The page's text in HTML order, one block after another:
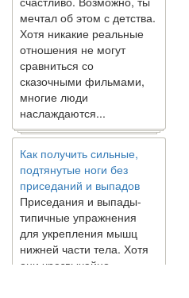
мечтал об этом с детства.
Хотя никакие реальные
отношения не могут
сравниться со
сказочными фильмами,
многие люди
наслаждаются...
Как получить сильные,
подтянутые ноги без
приседаний и выпадов
Приседания и выпады-
типичные упражнения
для укрепления мышц
нижней части тела. Хотя
они чрезвычайно
распространены, они не